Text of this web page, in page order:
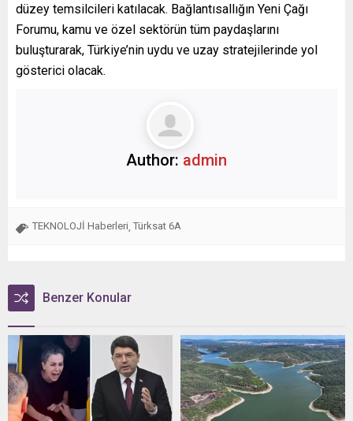
düzey temsilcileri katılacak. Bağlantısallığın Yeni Çağı
Forumu, kamu ve özel sektörün tüm paydaşlarını
buluşturarak, Türkiye’nin uydu ve uzay stratejilerinde yol
gösterici olacak.
Author: admin
TEKNOLOJİ Haberleri Türksat 6A
Benzer Konular